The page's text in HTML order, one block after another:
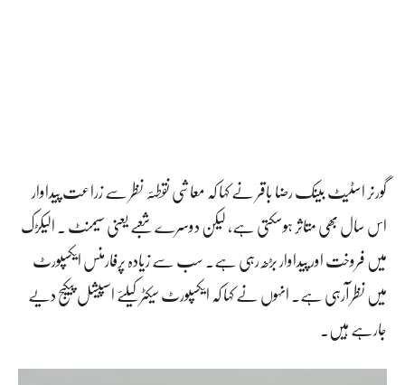
گورنر اسٹیٹ بینک رضا باقر نے کہا کہ معاشی نقطئہ نظر سے زراعت پیداوار
اس سال بھی متاثر ہوسکتی ہے، لیکن دوسرے شعبے یعنی سیمنٹ ۔ الیکڑک
میں فروخت اور پیداوار بڑھ رہی ہے۔ سب سے زیادہ پرفارمنس ایکسپورٹ
میں نظر آرہی ہے۔ انہوں نے کہا کہ ایکسپورٹ سیکٹر کیلئے اسپیشل پیکیج دیے
جارہے ہیں۔